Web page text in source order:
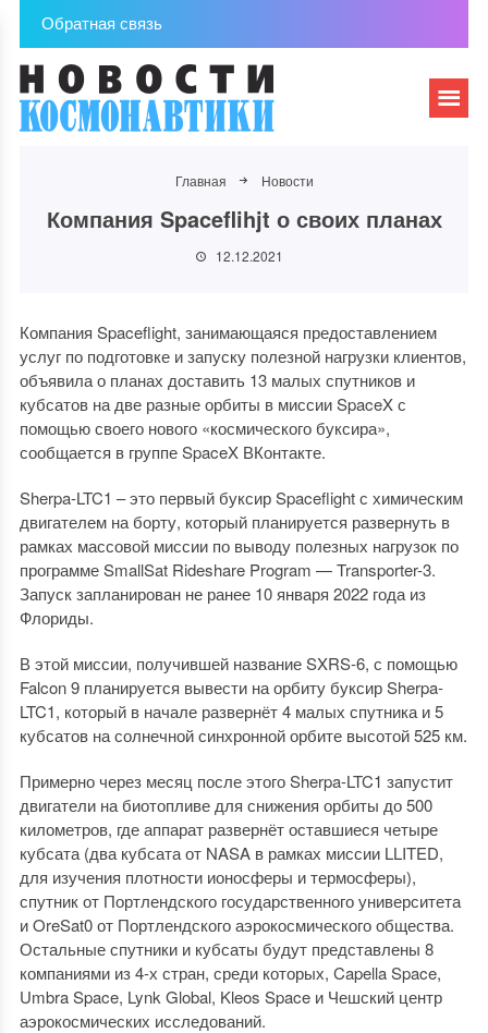
Обратная связь
Главная Новости
Компания Spaceflihjt о своих планах
12.12.2021
Компания Spaceflight, занимающаяся предоставлением
услуг по подготовке и запуску полезной нагрузки клиентов,
объявила о планах доставить 13 малых спутников и
кубсатов на две разные орбиты в миссии SpaceX с
помощью своего нового «космического буксира»,
сообщается в группе SpaceX ВКонтакте.
Sherpa-LTC1 – это первый буксир Spaceflight с химическим
двигателем на борту, который планируется развернуть в
рамках массовой миссии по выводу полезных нагрузок по
программе SmallSat Rideshare Program — Transporter-3.
Запуск запланирован не ранее 10 января 2022 года из
Флориды.
В этой миссии, получившей название SXRS-6, с помощью
Falcon 9 планируется вывести на орбиту буксир Sherpa-
LTC1, который в начале развернёт 4 малых спутника и 5
кубсатов на солнечной синхронной орбите высотой 525 км.
Примерно через месяц после этого Sherpa-LTC1 запустит
двигатели на биотопливе для снижения орбиты до 500
километров, где аппарат развернёт оставшиеся четыре
кубсата (два кубсата от NASA в рамках миссии LLITED,
для изучения плотности ионосферы и термосферы),
спутник от Портлендского государственного университета
и OreSat0 от Портлендского аэрокосмического общества.
Остальные спутники и кубсаты будут представлены 8
компаниями из 4-х стран, среди которых, Capella Space,
Umbra Space, Lynk Global, Kleos Space и Чешский центр
аэрокосмических исследований.